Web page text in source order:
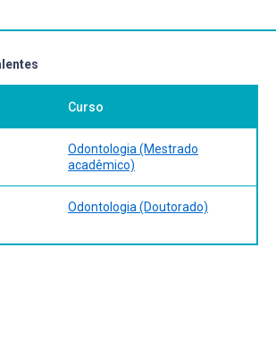
Curso
Odontologia (Mestrado
acadêmico)
Odontologia (Doutorado)